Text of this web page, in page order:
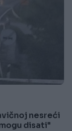
nesreći
disati"